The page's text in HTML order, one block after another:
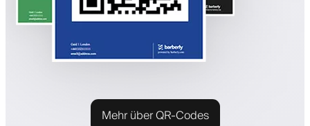
Mehr über QR-Codes